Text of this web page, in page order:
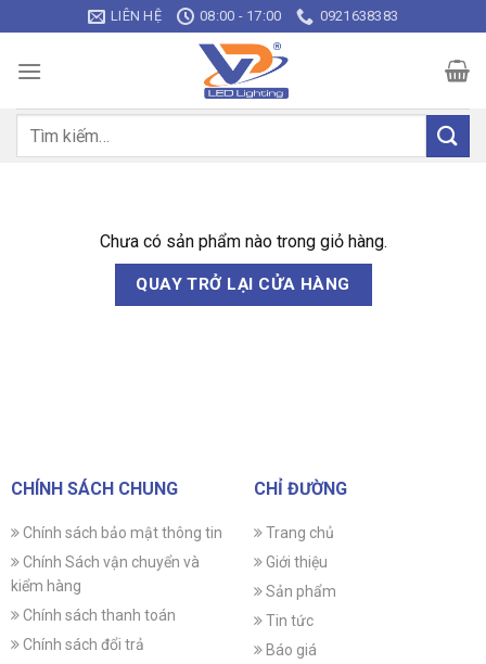
qua
nội
LIÊN HỆ 08:00 - 17:00 0921638383
Tìm
Chưa có sản phẩm nào trong giỏ hàng.
QUAY TRỞ LẠI CỬA HÀNG
CHÍNH SÁCH CHUNG
Chính sách bảo mật thông tin
Chính Sách vận chuyển và
kiểm hàng
Chính sách thanh toán
Chính sách đổi trả
CHỈ ĐƯỜNG
Trang chủ
Giới thiệu
Sản phẩm
Tin tức
Báo giá